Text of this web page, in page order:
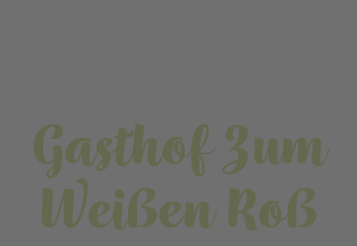
Gasthof Zum
Weißen Roß